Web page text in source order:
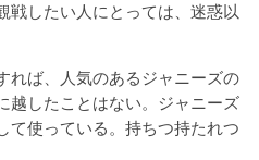
戦したい人にとっては、迷惑以
れば、人気のあるジャニーズの
越したことはない。ジャニーズ
て使っている。持ちつ持たれつ